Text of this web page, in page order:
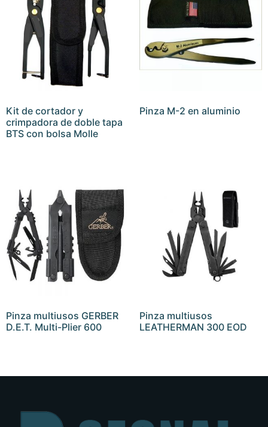
Kit de cortador y
crimpadora de doble tapa
BTS con bolsa Molle
Pinza M-2 en aluminio
Pinza multiusos GERBER
D.E.T. Multi-Plier 600
Pinza multiusos
LEATHERMAN 300 EOD